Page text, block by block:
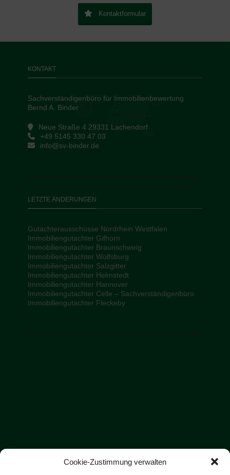
Cookie-Zustimmung verwalten
Kontaktformular
KONTAKT
Sachverständigenbüro für Immobilienbewertung
Bernd A. Binder
Neue Straße 4 29331 Lachendorf
+49 5145 330 47 03
info@sv-binder.de
LETZTE ÄNDERUNGEN
Gutachterausschüsse Nordrhein Westfalen
Immobiliengutachter Gifhorn
Immobiliengutachter Braunschweig
Immobiliengutachter Wolfsburg
Immobiliengutachter Salzgitter
Immobiliengutachter Helmstedt
Immobiliengutachter Hannover
Immobiliengutachter Celle – Sachverständigenbüro
Immobiliengutachter Fleckeby